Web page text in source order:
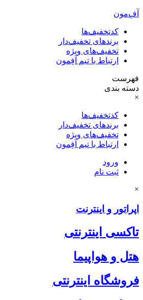
آفِ‌مون
کدتخفیف‌ها
برندهای تخفیف‌دار
تخفیف‌های ویژه
ارتباط با تیم آفِمون
فهرست
دسته بندی
×
کدتخفیف‌ها
برندهای تخفیف‌دار
تخفیف‌های ویژه
ارتباط با تیم آفِمون
ورود
ثبت نام
×
اپراتور و اینترنت
تاکسی اینترنتی
هتل و هواپیما
فروشگاه اینترنتی